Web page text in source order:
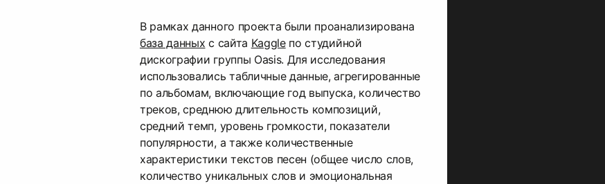
В рамках данного проекта были проанализирована
база данных с сайта Kaggleпо студийной
дискографии группы Oasis. Для исследования
использовались табличные данные, агрегированные
по альбомам, включающие год выпуска, количество
треков, среднюю длительность композиций,
средний темп, уровень громкости, показатели
популярности, а также количественные
характеристики текстов песен (общее число слов,
количество уникальных слов и эмоциональная